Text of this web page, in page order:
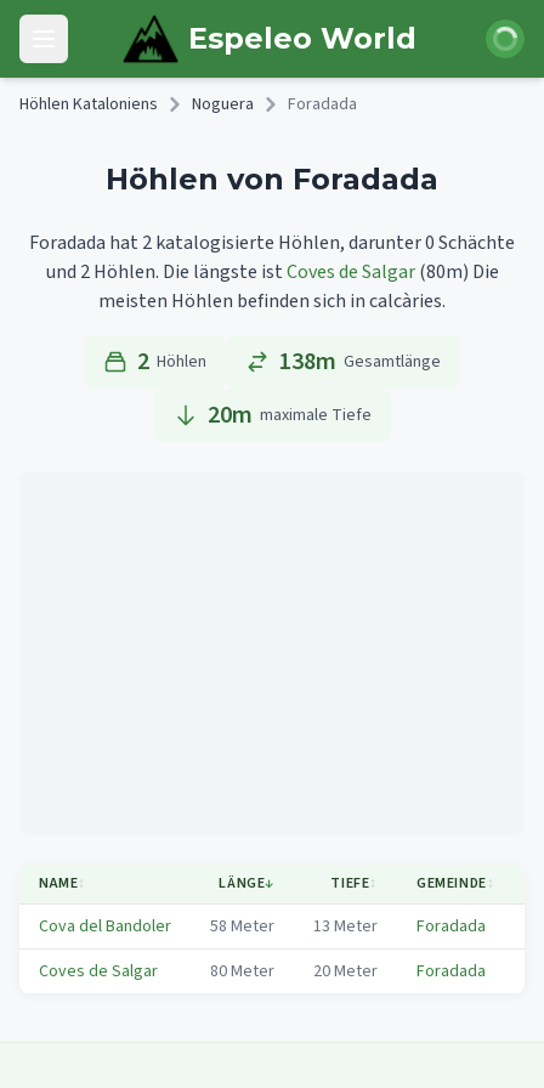
Skip to main content
Open main menu Espeleo World
Höhlen Kataloniens Noguera Foradada
Höhlen von Foradada
Foradada hat 2 katalogisierte Höhlen, darunter 0 Schächte
und 2 Höhlen. Die längste istCoves de Salgar(80m) Die
meisten Höhlen befinden sich in calcàries.
2 Höhlen 138m Gesamtlänge
20m maximale Tiefe
NAME↕ LÄNGE↓ TIEFE↕ GEMEINDE↕
Cova del Bandoler 58 Meter 13 Meter Foradada
Coves de Salgar
80Meter 20Meter Foradada